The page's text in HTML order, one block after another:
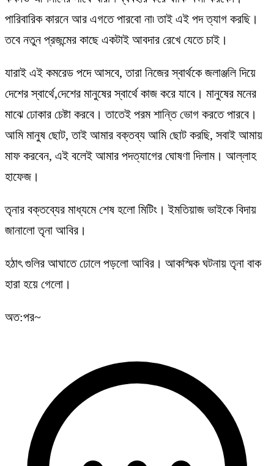
পারিবারিক কারনে আর এগতে পারবো না৷ তাই এই পদ ত্যাগ করছি।
তবে নতুন প্রজন্মের কাছে একটাই আবদার রেখে যেতে চাই।
যারাই এই কমরেড পদে আসবে, তারা নিজের স্বার্থকে জলাঞ্জলি দিয়ে
দেশের স্বার্থে,দেশের মানুষের স্বার্থে কাজ করে যাবে। মানুষের মনের
মাঝে ঢোকার চেষ্টা করবে। তাতেই পরম শান্তি ভোগ করতে পারবে।
আমি মানুষ ছোট, তাই আমার বক্তব্য আমি ছোট করছি, সবাই আমায়
মাফ করবেন, এই বলেই আমার পদত্যাগের ঘোষণা দিলাম। আল্লাহ
হাফেজ।
তৃনার বক্তব্যের মাধ্যমে শেষ হলো মিটিং। ইমতিয়াজ ভাইকে বিদায়
জানালো তৃনা আবির।
হঠাৎ গুলির আঘাতে ঢোলে পড়লো আবির। আকস্মিক ঘটনায় তৃনা বাক
হারা হয়ে গেলো।
অত:পর~